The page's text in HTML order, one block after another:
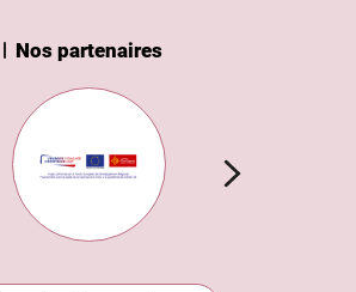
Nos partenaires
Subvention européenne